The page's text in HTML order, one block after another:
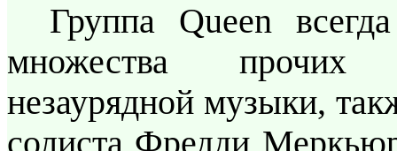
Группа Queen
множества прочих
незаурядной музыки,
солиста Фредди